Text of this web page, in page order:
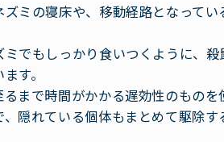
ズミの寝床や、移動経路となって
でもしっかり食いつくように、
す。
まで時間がかかる遅効性のもの
隠れている個体もまとめて駆除す